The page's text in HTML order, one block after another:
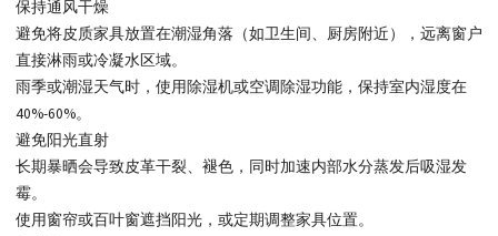
保持通风干燥
避免将皮质家具放置在潮湿角落（如卫生间、厨房附近），远离窗户
直接淋雨或冷凝水区域。
雨季或潮湿天气时，使用除湿机或空调除湿功能，保持室内湿度在
40%-60%。
避免阳光直射
长期暴晒会导致皮革干裂、褪色，同时加速内部水分蒸发后吸湿发
霉。
使用窗帘或百叶窗遮挡阳光，或定期调整家具位置。